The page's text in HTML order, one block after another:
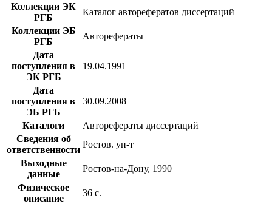
Коллекции ЭК
РГБ
Каталог авторефератов диссертаций
Коллекции ЭБ
РГБ
Авторефераты
Дата
поступления в
ЭК РГБ
19.04.1991
Дата
поступления в
ЭБ РГБ
30.09.2008
Каталоги
Авторефераты диссертаций
Сведения об
ответственности
Ростов. ун-т
Выходные
данные
Ростов-на-Дону, 1990
Физическое
описание
36 с.